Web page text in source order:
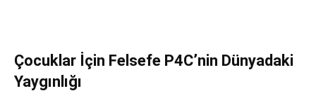
Çocuklar İçin Felsefe P4C’nin Dünyadaki
Yaygınlığı